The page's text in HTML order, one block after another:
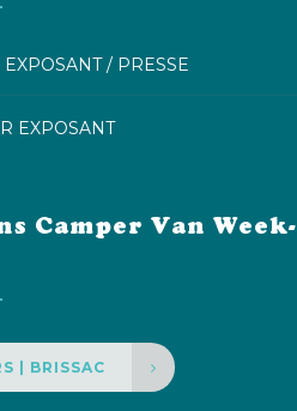
EXPOSANT / PRESSE
EXPOSANT
Camper Van Week-
| BRISSAC